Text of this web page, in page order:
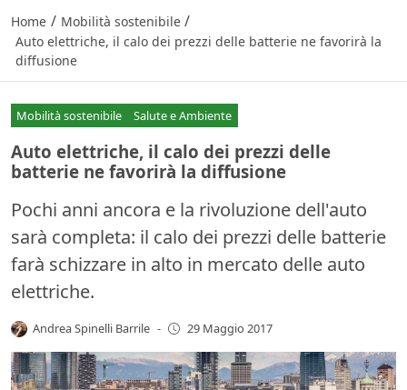
Home / Mobilità sostenibile /
Auto elettriche, il calo dei prezzi delle batterie ne favorirà la
diffusione
Mobilità sostenibile Salute e Ambiente
Auto elettriche, il calo dei prezzi delle
batterie ne favorirà la diffusione
Pochi anni ancora e la rivoluzione dell'auto
sarà completa: il calo dei prezzi delle batterie
farà schizzare in alto in mercato delle auto
elettriche.
Andrea Spinelli Barrile - 29 Maggio 2017